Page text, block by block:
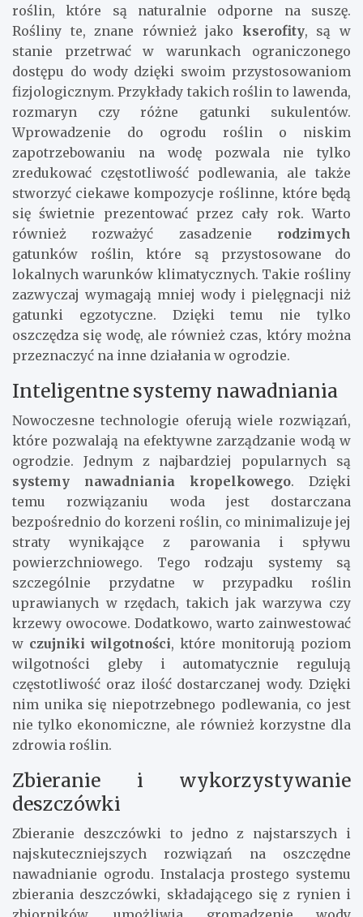
roślin, które są naturalnie odporne na suszę.
Rośliny te, znane również jako kserofity, są w
stanie przetrwać w warunkach ograniczonego
dostępu do wody dzięki swoim przystosowaniom
fizjologicznym. Przykłady takich roślin to lawenda,
rozmaryn czy różne gatunki sukulentów.
Wprowadzenie do ogrodu roślin o niskim
zapotrzebowaniu na wodę pozwala nie tylko
zredukować częstotliwość podlewania, ale także
stworzyć ciekawe kompozycje roślinne, które będą
się świetnie prezentować przez cały rok. Warto
również rozważyć zasadzenie rodzimych
gatunków roślin, które są przystosowane do
lokalnych warunków klimatycznych. Takie rośliny
zazwyczaj wymagają mniej wody i pielęgnacji niż
gatunki egzotyczne. Dzięki temu nie tylko
oszczędza się wodę, ale również czas, który można
przeznaczyć na inne działania w ogrodzie.
Inteligentne systemy nawadniania
Nowoczesne technologie oferują wiele rozwiązań,
które pozwalają na efektywne zarządzanie wodą w
ogrodzie. Jednym z najbardziej popularnych są
systemy nawadniania kropelkowego. Dzięki
temu rozwiązaniu woda jest dostarczana
bezpośrednio do korzeni roślin, co minimalizuje jej
straty wynikające z parowania i spływu
powierzchniowego. Tego rodzaju systemy są
szczególnie przydatne w przypadku roślin
uprawianych w rzędach, takich jak warzywa czy
krzewy owocowe. Dodatkowo, warto zainwestować
w czujniki wilgotności, które monitorują poziom
wilgotności gleby i automatycznie regulują
częstotliwość oraz ilość dostarczanej wody. Dzięki
nim unika się niepotrzebnego podlewania, co jest
nie tylko ekonomiczne, ale również korzystne dla
zdrowia roślin.
Zbieranie i wykorzystywanie
deszczówki
Zbieranie deszczówki to jedno z najstarszych i
najskuteczniejszych rozwiązań na oszczędne
nawadnianie ogrodu. Instalacja prostego systemu
zbierania deszczówki, składającego się z rynien i